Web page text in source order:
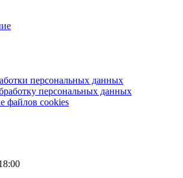
персональных данных
персональных данных
файлов cookies